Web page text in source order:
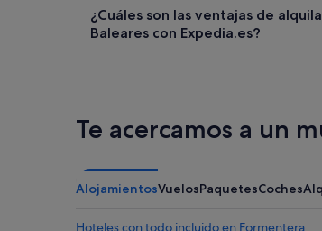
¿Cuáles son las ventajas de
Baleares con Expedia.es?
Te acercamos a un
AlojamientosVuelosPaquetesCoches
Hoteles con todo incluido en Formentera